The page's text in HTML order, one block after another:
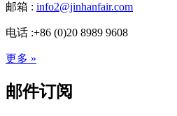
邮箱 : info2@jinhanfair.com
电话 :+86 (0)20 8989 9608
更多 »
邮件订阅